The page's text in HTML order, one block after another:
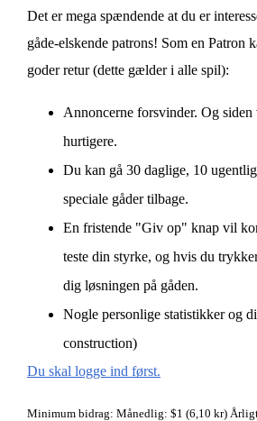
Det er mega spændende at du er
gåde-elskende patrons! Som en Patron
goder retur (dette gælder i alle spil):
Annoncerne forsvinder. Og
hurtigere.
Du kan gå 30 daglige, 10
speciale gåder tilbage.
En fristende "Giv op" knap vil
teste din styrke, og hvis du
dig løsningen på gåden.
Nogle personlige statistikker og
construction)
Du skal logge ind først.
Minimum bidrag: Månedlig: $1 (6,10 kr)